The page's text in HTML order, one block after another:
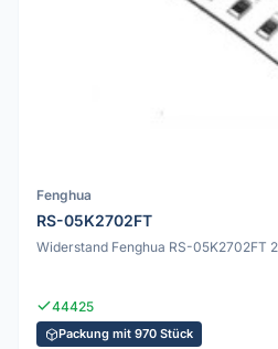
Fenghua
RS-05K2702FT
Widerstand Fenghua RS-05K2702FT
44425
Packung mit 970 Stück